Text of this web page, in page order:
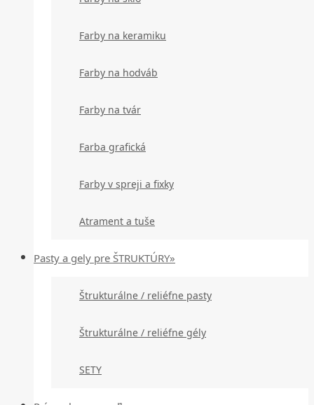
Farby na keramiku
Farby na hodváb
Farby na tvár
Farba grafická
Farby v spreji a fixky
Atrament a tuše
Pasty a gely pre ŠTRUKTÚRY»
Štrukturálne / reliéfne pasty
Štrukturálne / reliéfne gély
SETY